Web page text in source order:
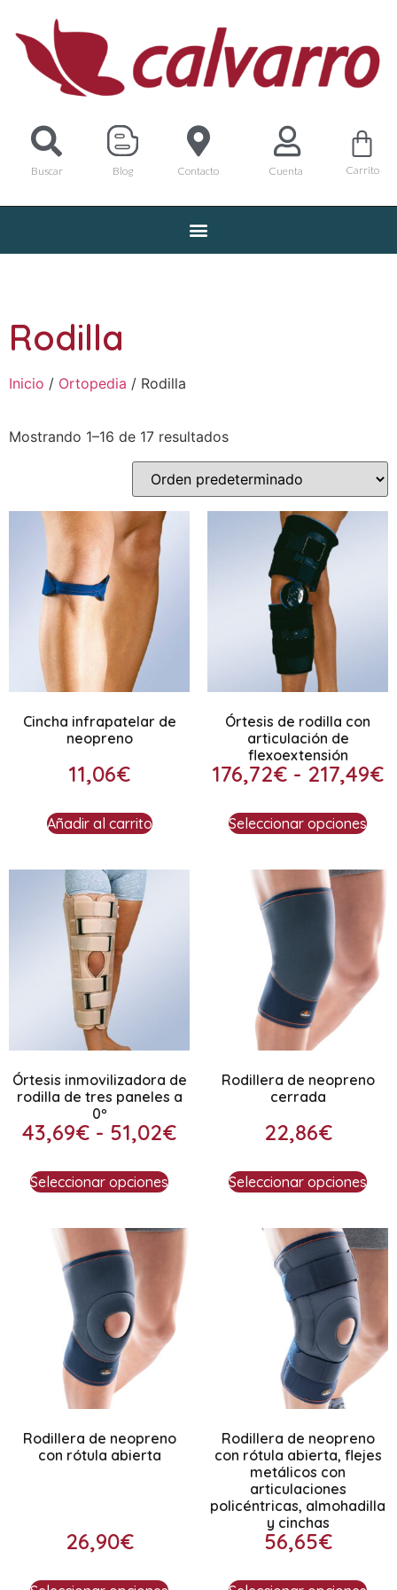
Buscar Blog Contacto Cuenta Carrito
Rodilla
Inicio / Ortopedia / Rodilla
Mostrando 1–16 de 17 resultados
Cincha infrapatelar de
neopreno
11,06€
Añadir al carrito
Órtesis de rodilla con
articulación de
flexoextensión
176,72€ - 217,49€
Seleccionar opciones
Órtesis inmovilizadora de
rodilla de tres paneles a
0º
43,69€ - 51,02€
Seleccionar opciones
Rodillera de neopreno
cerrada
22,86€
Seleccionar opciones
Rodillera de neopreno
con rótula abierta
26,90€
Rodillera de neopreno
con rótula abierta, flejes
metálicos con
articulaciones
policéntricas, almohadilla
y cinchas
56,65€